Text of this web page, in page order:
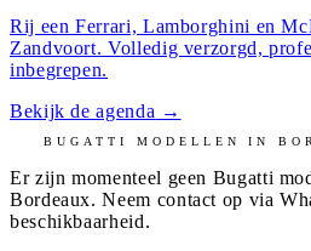
Rij een Ferrari, Lamborghini en
Zandvoort. Volledig verzorgd,
inbegrepen.
Bekijk de agenda →
BUGATTI MODELLEN IN
Er zijn momenteel geen Bugatti
Bordeaux. Neem contact op via
beschikbaarheid.